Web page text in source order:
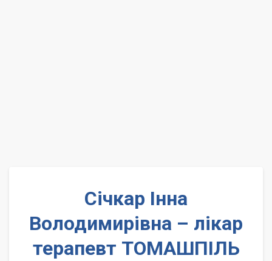
Січкар Інна
Володимирівна – лікар
терапевт ТОМАШПІЛЬ